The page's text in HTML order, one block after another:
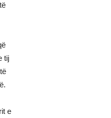
tij
e